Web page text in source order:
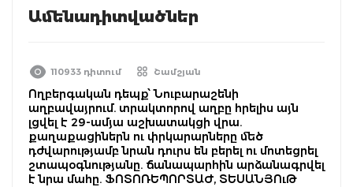
Ամենադիտվածներ
110933 դիտում Շամշյան
Ողբերգական դեպք՝ Նուբարաշենի
աղբավայրում. տրակտորով աղբը հրելիս այն
լցվել է 29-ամյա աշխատակցի վրա.
քաղաքացիներն ու փրկարարները մեծ
դժվարությամբ նրան դուրս են բերել ու մոտեցրել
շտապօգնությանը. ճանապարհին արձանագրվել
է նրա մահը. ՖՈՏՈՌԵՊՈՐՏԱԺ, ՏԵՍԱՆՅՈւԹ